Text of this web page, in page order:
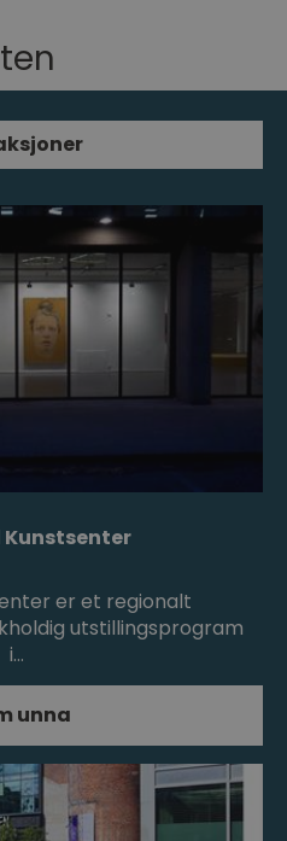
Kunstsenter
er et regionalt
utstillingsprogram
i…
unna